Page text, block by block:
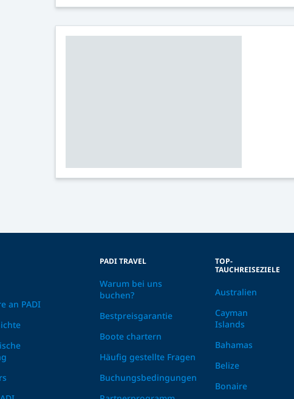
an PADI
PADI TRAVEL
Warum bei uns
buchen?
Bestpreisgarantie
Boote chartern
Häufig gestellte Fragen
Buchungsbedingungen
TOP-
TAUCHREISEZIELE
Australien
Cayman
Islands
Bahamas
Belize
Bonaire